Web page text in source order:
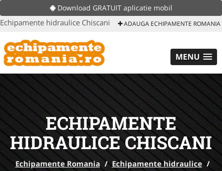
Download GRATUIT aplicatie mobil
Echipamente hidraulice Chiscani ADAUGA ECHIPAMENTE ROMANIA
MENU
ECHIPAMENTE
HIDRAULICE CHISCANI
Echipamente Romania / Echipamente hidraulice /